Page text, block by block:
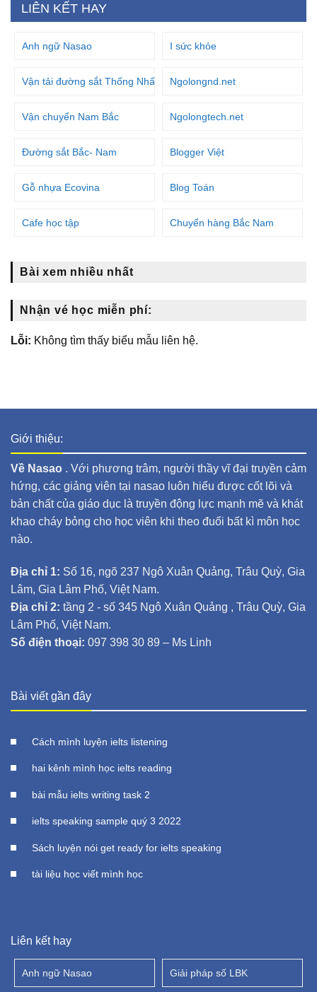
LIÊN KẾT HAY
Anh ngữ Nasao I sức khỏe
Vận tải đường sắt Thống Nhất Ngolongnd.net
Vận chuyển Nam Bắc Ngolongtech.net
Đường sắt Bắc- Nam Blogger Việt
Gỗ nhựa Ecovina Blog Toán
Cafe học tập Chuyển hàng Bắc Nam
Bài xem nhiều nhất
Nhận vé học miễn phí:
Lỗi: Không tìm thấy biểu mẫu liên hệ.
Giới thiệu:
Về Nasao . Với phương trâm, người thầy vĩ đại truyền cảm
hứng, các giảng viên tại nasao luôn hiểu được cốt lõi và
bản chất của giáo dục là truyền động lực mạnh mẽ và khát
khao cháy bỏng cho học viên khi theo đuổi bất kì môn học
nào.
Địa chỉ 1: Số 16, ngõ 237 Ngô Xuân Quảng, Trâu Quỳ, Gia
Lâm, Gia Lâm Phố, Việt Nam.
Địa chỉ 2: tầng 2 - số 345 Ngô Xuân Quảng , Trâu Quỳ, Gia
Lâm Phố, Việt Nam.
Số điện thoại: 097 398 30 89 – Ms Linh
Bài viết gần đây
Cách mình luyện ielts listening
hai kênh mình học ielts reading
bài mẫu ielts writing task 2
ielts speaking sample quý 3 2022
Sách luyện nói get ready for ielts speaking
tài liệu học viết mình học
Liên kết hay
Anh ngữ Nasao Giải pháp số LBK